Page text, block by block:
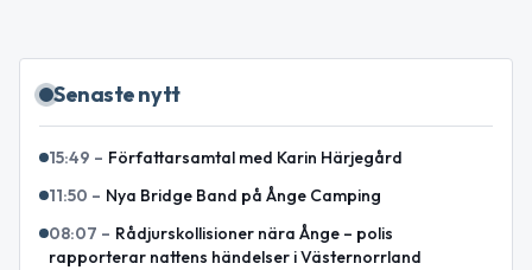
Senaste nytt
15:49 – Författarsamtal med Karin Härjegård
11:50 – Nya Bridge Band på Ånge Camping
08:07 – Rådjurskollisioner nära Ånge – polis
rapporterar nattens händelser i Västernorrland